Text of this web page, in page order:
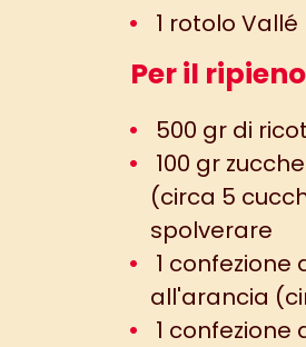
1 rotolo
Per il
500 gr di
100 gr
(circa 5
spolverare
1 confezione
all'arancia
1 confezione